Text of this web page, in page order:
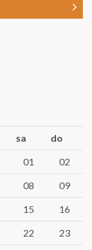
sa do
01 02
08 09
15 16
22 23